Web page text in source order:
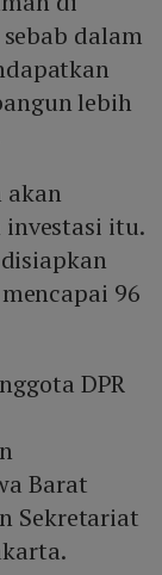
dalam
lebih
akan
investasi itu.
96
DPR
Barat
Sekretariat